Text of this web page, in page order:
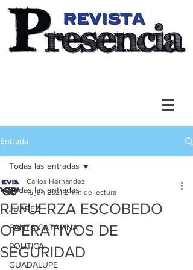
Entrada
Todas las entradas
JUAREZ
SANTA CATARINA
POLITICA
GUADALUPE
Todas las entradas
REFUERZA ESCOBEDO
OPERATIVOS DE
SEGURIDAD
Carlos Hernandez
16 jun 2021 2 min de lectura